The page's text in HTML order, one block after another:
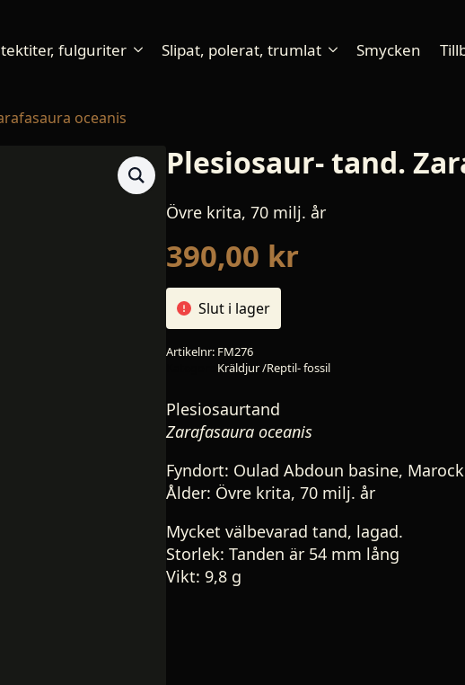
fulguriter Slipat, polerat, trumlat Smycken
oceanis
Plesiosaur- tand.
Övre krita, 70 milj. år
390,00 kr
Slut i lager
Artikelnr: FM276
Kräldjur /Reptil- fossil
Plesiosaurtand
Zarafasaura oceanis
Fyndort: Oulad Abdoun basine,
Ålder: Övre krita, 70 milj. år
Mycket välbevarad tand, lagad.
Storlek: Tanden är 54 mm lång
Vikt: 9,8 g